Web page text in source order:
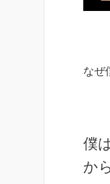
なぜ
僕
か